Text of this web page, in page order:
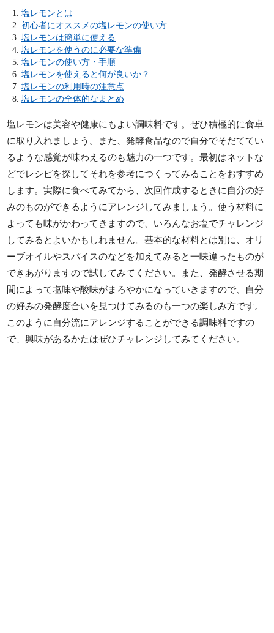
塩レモンとは
初心者にオススメの塩レモンの使い方
塩レモンは簡単に使える
塩レモンを使うのに必要な準備
塩レモンの使い方・手順
塩レモンを使えると何が良いか？
塩レモンの利用時の注意点
塩レモンの全体的なまとめ
塩レモンは美容や健康にもよい調味料です。ぜひ積極的に食卓
に取り入れましょう。また、発酵食品なので自分でそだててい
るような感覚が味わえるのも魅力の一つです。最初はネットな
どでレシピを探してそれを参考につくってみることをおすすめ
します。実際に食べてみてから、次回作成するときに自分の好
みのものができるようにアレンジしてみましょう。使う材料に
よっても味がかわってきますので、いろんなお塩でチャレンジ
してみるとよいかもしれません。基本的な材料とは別に、オリ
ーブオイルやスパイスのなどを加えてみると一味違ったものが
できあがりますので試してみてください。また、発酵させる期
間によって塩味や酸味がまろやかになっていきますので、自分
の好みの発酵度合いを見つけてみるのも一つの楽しみ方です。
このように自分流にアレンジすることができる調味料ですの
で、興味があるかたはぜひチャレンジしてみてください。